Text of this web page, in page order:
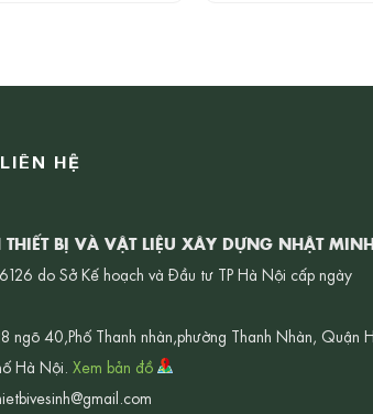
HỆ
THIẾT BỊ VÀ VẬT LIỆU XÂY DỰNG NHẬT
do Sở Kế hoạch và Đầu tư TP Hà Nội cấp ngày
ngõ 40,Phố Thanh nhàn,phường Thanh Nhàn, Quận
Hà Nội. Xem bản đồ